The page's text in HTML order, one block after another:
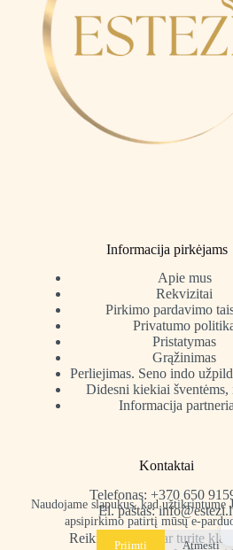
Naudojame slapukus, kad užtikrintume
apsipirkimo patirtį mūsų e-
Priimti
Atmesti
Informacija pirkėjams
Apie mus
Rekvizitai
Pirkimo pardavimo
Privatumo
Pristatymas
Grąžinimas
Perliejimas. Seno indo
Didesni kiekiai šventėms,
Informacija
Kontaktai
Telefonas: +370 650
El. paštas:
Reikia pagalbos ar turite